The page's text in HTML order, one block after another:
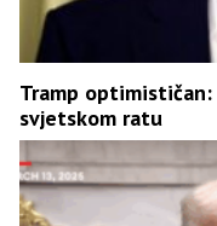
Tramp
svjetskom ratu